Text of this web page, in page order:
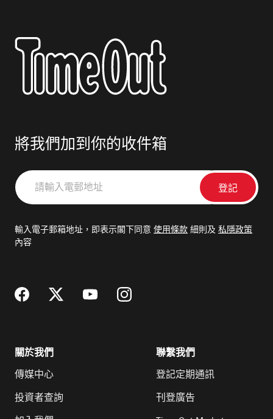
將我們加到你的收件箱
請
輸
郵
輸入電子郵箱地址，即表示閣下同意 使用條款 細則及 私隱政策
內容
關於我們
傳媒中心
投資者查詢
聯繫我們
登記定期通訊
刊登廣告